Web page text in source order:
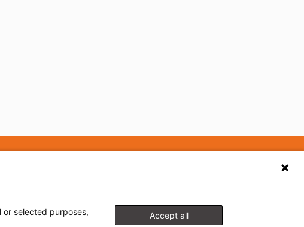
selected purposes,
Accept all